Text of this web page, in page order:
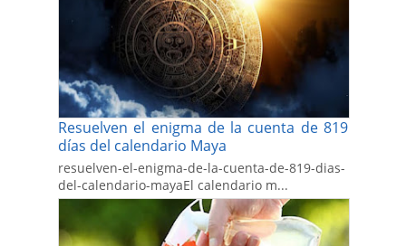
Resuelven el enigma de la cuenta de 819
días del calendario Maya
resuelven-el-enigma-de-la-cuenta-de-819-dias-
del-calendario-mayaEl calendario m...